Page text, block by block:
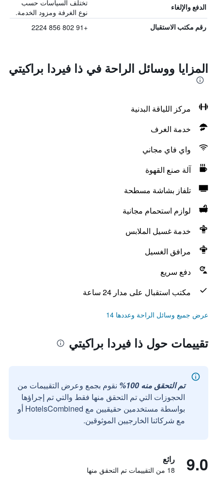
الدفع والإلغاء
تختلف السياسات حسب
نوع الغرفة ومزود الخدمة.
رقم مكتب الاستقبال +91 802 856 2224
المزايا ووسائل الراحة في ذا فيردا براكيتي
مركز اللياقة البدنية
خدمة الغرف
واي فاي مجاني
آلة صنع القهوة
تلفاز بشاشة مسطحة
لوازم استحمام مجانية
خدمة غسيل الملابس
مرافق الغسيل
دفع سريع
مكتب استقبال على مدار 24 ساعة
عرض جميع وسائل الراحة وعددها 14
تقييمات حول ذا فيردا براكيتي
تم التحقق منه 100%
نقوم بجمع وعرض التقييمات من
الحجوزات التي تم التحقق منها فقط والتي تم إجراؤها
بواسطة مستخدمين حقيقيين مع HotelsCombined أو
مع شركائنا الخارجيين الموثوقين.
9.0 رائع
18 من التقييمات تم التحقق منها